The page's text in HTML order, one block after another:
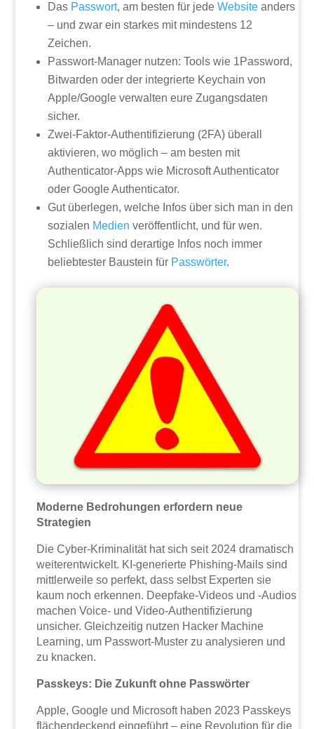
Das Passwort, am besten für jedeWebsite anders
– und zwar ein starkes mit mindestens 12
Zeichen.
Passwort-Manager nutzen: Tools wie 1Password,
Bitwarden oder der integrierte Keychain von
Apple/Google verwalten eure Zugangsdaten
sicher.
Zwei-Faktor-Authentifizierung (2FA) überall
aktivieren, wo möglich – am besten mit
Authenticator-Apps wie Microsoft Authenticator
oder Google Authenticator.
Gut überlegen, welche Infos über sich man in den
sozialen Medien veröffentlicht, und für wen.
Schließlich sind derartige Infos noch immer
beliebtester Baustein für Passwörter.
Moderne Bedrohungen erfordern neue
Strategien
Die Cyber-Kriminalität hat sich seit 2024 dramatisch
weiterentwickelt. KI-generierte Phishing-Mails sind
mittlerweile so perfekt, dass selbst Experten sie
kaum noch erkennen. Deepfake-Videos und -Audios
machen Voice- und Video-Authentifizierung
unsicher. Gleichzeitig nutzen Hacker Machine
Learning, um Passwort-Muster zu analysieren und
zu knacken.
Passkeys: Die Zukunft ohne Passwörter
Apple, Google und Microsoft haben 2023 Passkeys
flächendeckend eingeführt – eine Revolution für die